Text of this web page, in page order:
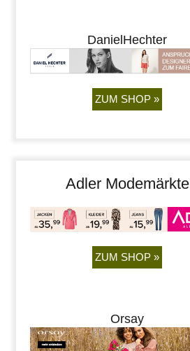
DanielHechter
ZUM SHOP »
Adler Modemärkte
ZUM SHOP »
Orsay